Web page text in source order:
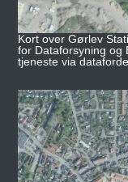
Kort over Gørlev
for Dataforsyning og
tjeneste via